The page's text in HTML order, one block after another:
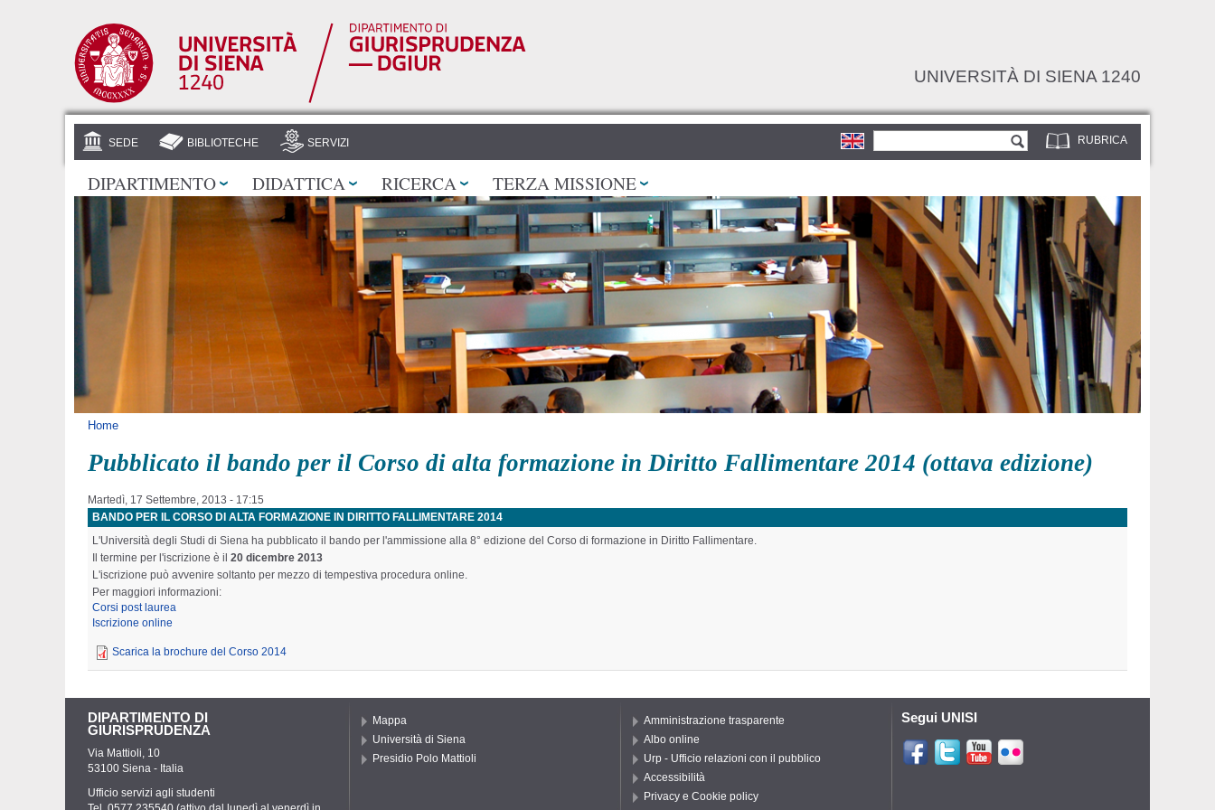
UNIVERSITÀ DI SIENA 1240
RUBRICA
Form di ricerca
SEDE BIBLIOTECHE SERVIZI
DIPARTIMENTO DIDATTICA RICERCA TERZA MISSIONE
Tu sei qui
Home
Pubblicato il bando per il Corso di alta formazione in Diritto Fallimentare 2014 (ottava edizione)
Martedì, 17 Settembre, 2013 - 17:15
BANDO PER IL CORSO DI ALTA FORMAZIONE IN DIRITTO FALLIMENTARE 2014
L'Università degli Studi di Siena ha pubblicato il bando per l'ammissione alla 8° edizione del Corso di formazione in Diritto Fallimentare.
Il termine per l'iscrizione è il 20 dicembre 2013
L'iscrizione può avvenire soltanto per mezzo di tempestiva procedura online.
Per maggiori informazioni:
Corsi post laurea
Iscrizione online
Scarica la brochure del Corso 2014
DIPARTIMENTO DI
GIURISPRUDENZA
Via Mattioli, 10
53100 Siena - Italia
Ufficio servizi agli studenti
Mappa
Università di Siena
Presidio Polo Mattioli
Amministrazione trasparente
Albo online
Urp - Ufficio relazioni con il pubblico
Accessibilità
Privacy e Cookie policy
Segui UNISI